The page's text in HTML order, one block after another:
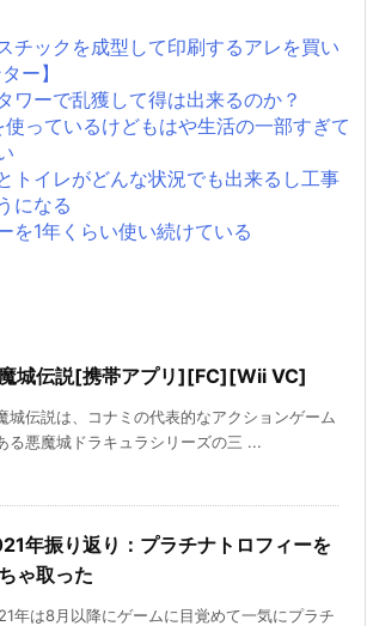
チックを成型して印刷するアレを買い
ー】
ワーで乱獲して得は出来るのか？
っているけどもはや生活の一部すぎて
トイレがどんな状況でも出来るし工事
になる
を1年くらい使い続けている
城伝説[携帯アプリ][FC][Wii VC]
城伝説は、コナミの代表的なアクションゲーム
る悪魔城ドラキュラシリーズの三 ...
年振り返り：プラチナトロフィーを
ゃ取った
年は8月以降にゲームに目覚めて一気にプラチ